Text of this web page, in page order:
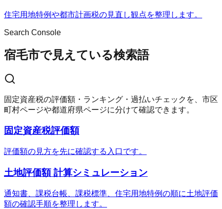
住宅用地特例や都市計画税の見直し観点を整理します。
Search Console
宿毛市で見えている検索語
固定資産税の評価額・ランキング・過払いチェックを、市区
町村ページや都道府県ページに分けて確認できます。
固定資産税評価額
評価額の見方を先に確認する入口です。
土地評価額 計算シミュレーション
通知書、課税台帳、課税標準、住宅用地特例の順に土地評価
額の確認手順を整理します。